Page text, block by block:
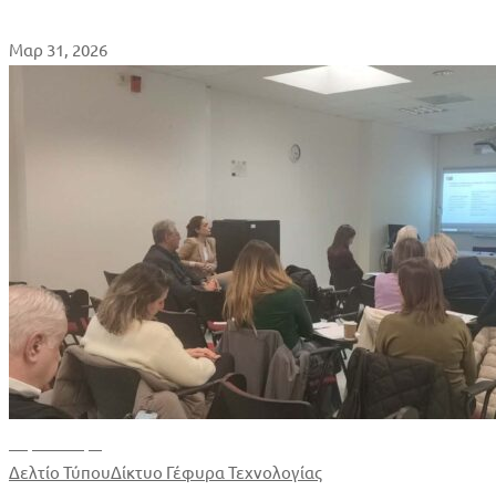
Μαρ 31, 2026
Δελτίο ΤύπουΔίκτυο Γέφυρα Τεχνολογίας